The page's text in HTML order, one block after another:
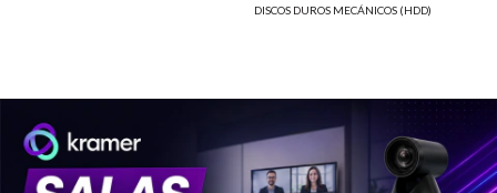
DISCOS DUROS MECÁNICOS (HDD)